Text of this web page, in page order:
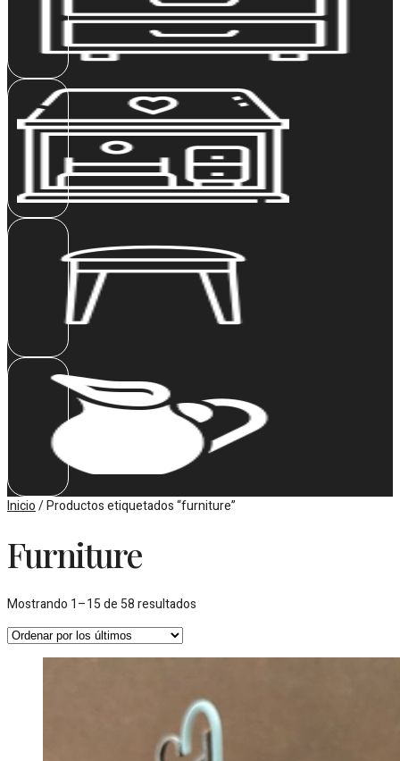
Inicio/ Productos etiquetados “furniture”
Furniture
Mostrando 1–15 de 58 resultados
últimos